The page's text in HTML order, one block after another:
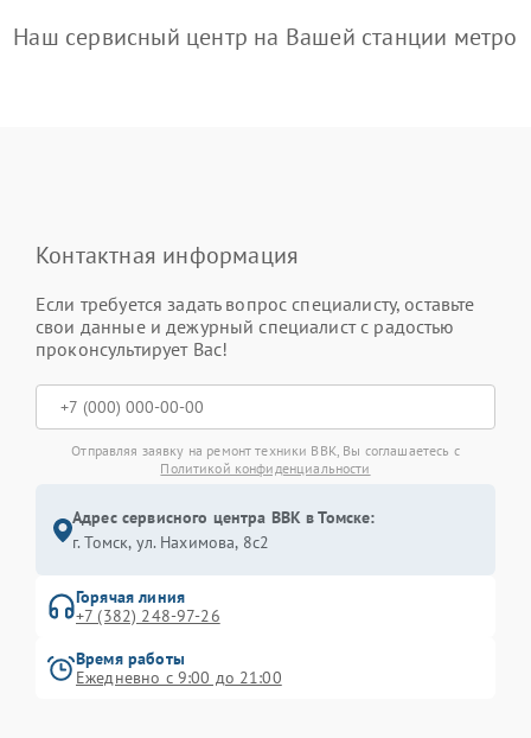
Наш сервисный центр на Вашей станции метро
Контактная информация
Если требуется задать вопрос специалисту, оставьте
свои данные и дежурный специалист с радостью
проконсультирует Вас!
Отправляя заявку на ремонт техники BBK, Вы соглашаетесь с
Политикой конфиденциальности
Адрес сервисного центра BBK в Томске:
г. Томск, ул. Нахимова, 8с2
Горячая линия
+7 (382) 248-97-26
Время работы
Ежедневно с 9:00 до 21:00